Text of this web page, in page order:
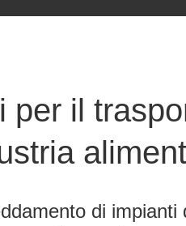
per il
di impianti